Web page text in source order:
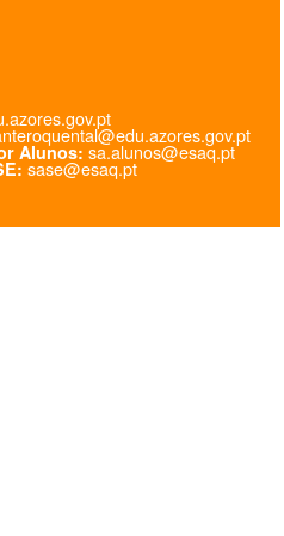
Alunos: sa.alunos@esaq.pt
sase@esaq.pt